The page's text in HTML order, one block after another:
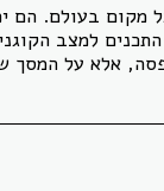
בעולם. הם
למצב
אלא על המסך